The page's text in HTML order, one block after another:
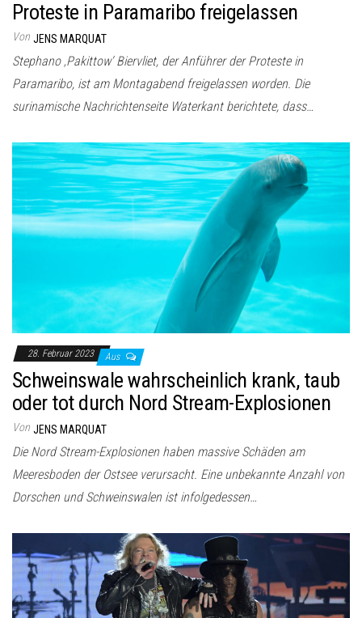
Proteste in Paramaribo freigelassen
Von JENS MARQUAT
Stephano ‚Pakittow‘ Biervliet, der Anführer der Proteste in
Paramaribo, ist am Montagabend freigelassen worden. Die
surinamische Nachrichtenseite Waterkant berichtete, dass…
28. Februar 2023 Aus
Schweinswale wahrscheinlich krank, taub
oder tot durch Nord Stream-Explosionen
Von JENS MARQUAT
Die Nord Stream-Explosionen haben massive Schäden am
Meeresboden der Ostsee verursacht. Eine unbekannte Anzahl von
Dorschen und Schweinswalen ist infolgedessen…